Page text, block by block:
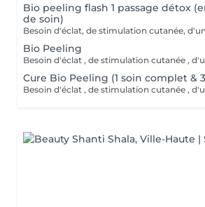
Bio peeling flash 1 passage détox
de soin)
Bio Peeling
Cure Bio Peeling (1 soin complet &